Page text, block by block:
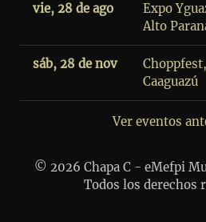
vie, 28 de ago
Expo
Alto
sáb, 28 de nov
Choppfest,
Caaguazú
Ver eventos
© 2026 Chapa C - eMefpi
Todos los derechos